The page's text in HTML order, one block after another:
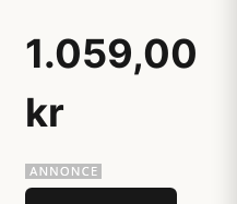
1.059,00
kr